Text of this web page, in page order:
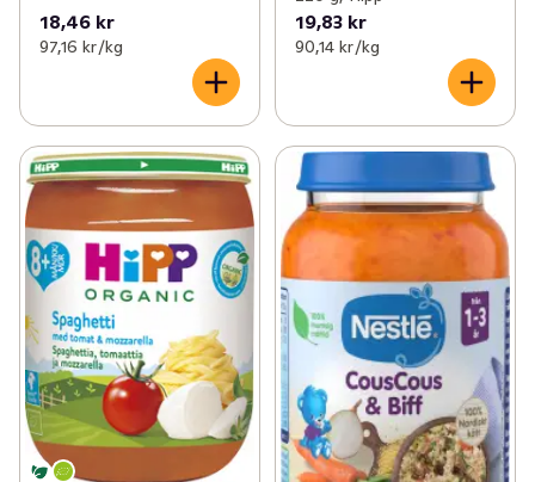
18,46 kr
97,16 kr /kg
19,83 kr
90,14 kr /kg